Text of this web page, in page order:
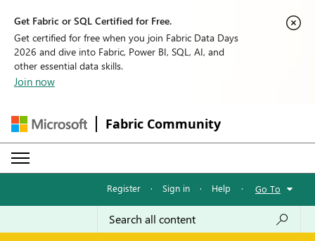
Get Fabric or SQL Certified for Free.
Get certified for free when you join Fabric Data Days
2026 and dive into Fabric, Power BI, SQL, AI, and
other essential data skills.
Join now
Fabric Community
Register · Sign in · Help · Go To